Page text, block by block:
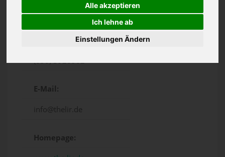
Alle akzeptieren
Ich lehne ab
Einstellungen Ändern
Flensburger Str. 7, Berlin
E-Mail:
info@thelir.de
Homepage: